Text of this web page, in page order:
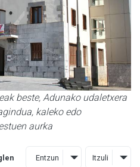
beste, Adunako udaletxera
kaleko edo
aurka
Entzun Itzuli